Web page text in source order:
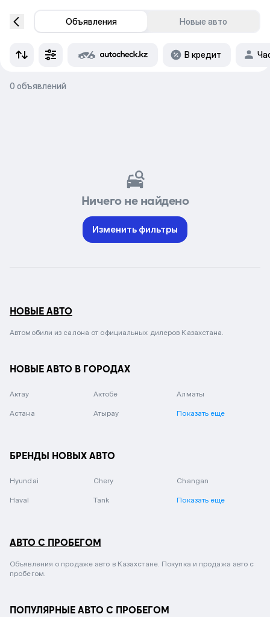
Объявления Новые авто
В кредит
0 объявлений
Ничего не найдено
Изменить фильтры
НОВЫЕ АВТО
Автомобили из салона от официальных дилеров Казахстана.
НОВЫЕ АВТО В ГОРОДАХ
Актау Актобе Алматы
Астана Атырау Показать еще
БРЕНДЫ НОВЫХ АВТО
Hyundai Chery Changan
Haval Tank Показать еще
АВТО С ПРОБЕГОМ
Объявления о продаже авто в Казахстане. Покупка и продажа авто с
пробегом.
ПОПУЛЯРНЫЕ АВТО С ПРОБЕГОМ